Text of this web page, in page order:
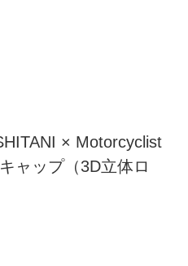
× Motorcyclist
ャップ（3D立体ロ